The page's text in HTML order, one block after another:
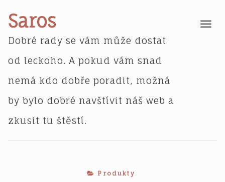
content
Saros
Dobré rady se vám může dostat
od leckoho. A pokud vám snad
nemá kdo dobře poradit, možná
by bylo dobré navštívit náš web a
zkusit tu štěstí.
Toggle
Produkty